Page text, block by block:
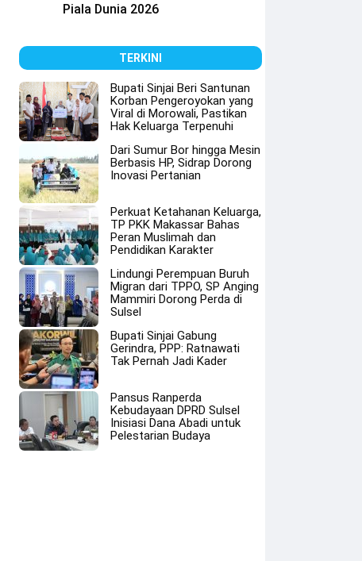
Piala Dunia 2026
TERKINI
Bupati Sinjai Beri Santunan
Korban Pengeroyokan yang
Viral di Morowali, Pastikan
Hak Keluarga Terpenuhi
Dari Sumur Bor hingga Mesin
Berbasis HP, Sidrap Dorong
Inovasi Pertanian
Perkuat Ketahanan Keluarga,
TP PKK Makassar Bahas
Peran Muslimah dan
Pendidikan Karakter
Lindungi Perempuan Buruh
Migran dari TPPO, SP Anging
Mammiri Dorong Perda di
Sulsel
Bupati Sinjai Gabung
Gerindra, PPP: Ratnawati
Tak Pernah Jadi Kader
Pansus Ranperda
Kebudayaan DPRD Sulsel
Inisiasi Dana Abadi untuk
Pelestarian Budaya